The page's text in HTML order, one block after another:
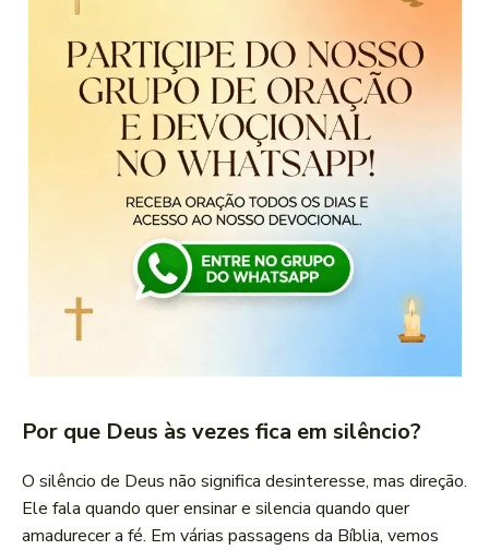
Por que Deus às vezes fica em silêncio?
O silêncio de Deus não significa desinteresse, mas direção.
Ele fala quando quer ensinar e silencia quando quer
amadurecer a fé. Em várias passagens da Bíblia, vemos